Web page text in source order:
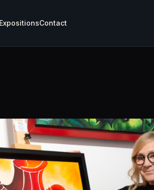
ExpositionsContact